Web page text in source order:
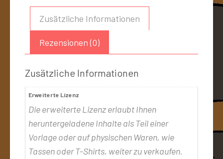
Zusätzliche Informationen
Rezensionen (0)
Zusätzliche Informationen
Erweiterte Lizenz
Die erweiterte Lizenz erlaubt Ihnen
heruntergeladene Inhalte als Teil einer
Vorlage oder auf physischen Waren, wie
Tassen oder T-Shirts, weiter zu verkaufen.